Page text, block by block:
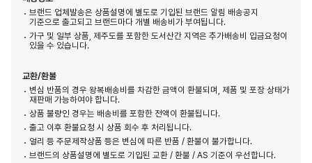
브랜드 업체발송은 상품설명에 별도로 기입된 브랜드 알림 배송공지
기준으로 출고되고 브랜드마다 개별 배송비가 부여됩니다.
가구 및 일부 상품, 제주도를 포함한 도서산간 지역은 추가배송비 입금요청이
있을 수 있습니다.
교환/환불
변심 반품의 경우 왕복배송비를 차감한 금액이 환불되며, 제품 및 포장 상태가
재판매 가능하여야 합니다.
상품 불량인 경우는 배송비를 포함한 전액이 환불됩니다.
출고 이후 환불요청 시 상품 회수 후 처리됩니다.
얼리 등 주문제작상품 등은 변심에 따른 반품 / 환불이 불가합니다.
브랜드의 상품설명에 별도로 기입된 교환 / 환불 / AS 기준이 우선합니다.